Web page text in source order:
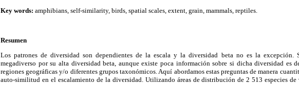
Key words: amphibians, self-similarity, birds, spatial scales, extent, grain, mammals, reptiles.
Resumen
Los patrones de diversidad son dependientes de la escala y la diversidad beta no es la excepción.
megadiverso por su alta diversidad beta, aunque existe poca información sobre si dicha diversidad es
regiones geográficas y/o diferentes grupos taxonómicos. Aquí abordamos estas preguntas de manera
auto-similitud en el escalamiento de la diversidad. Utilizando áreas de distribución de 2 513 especies de